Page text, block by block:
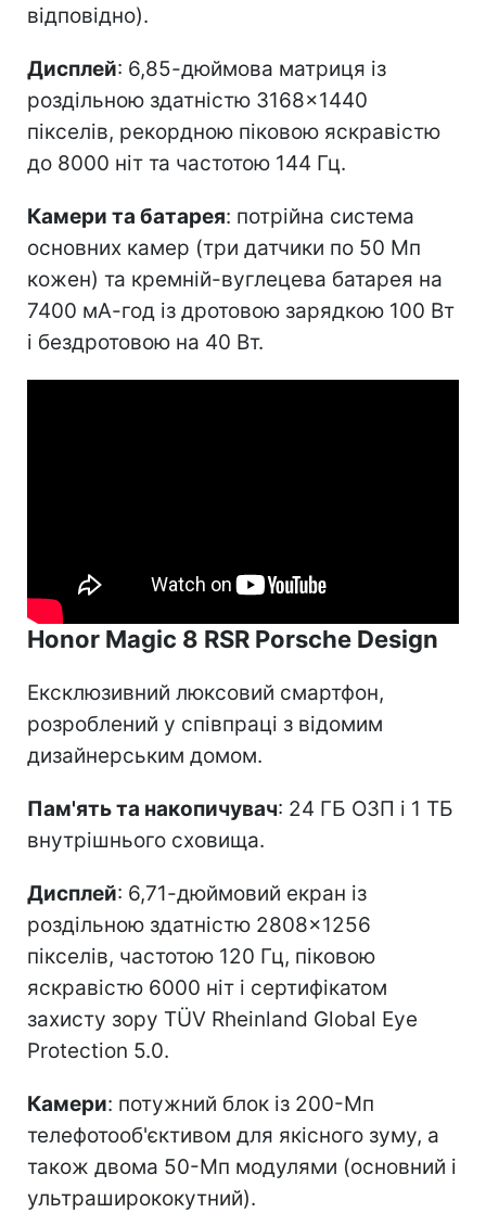
відповідно).
Дисплей: 6,85-дюймова матриця із
роздільною здатністю 3168×1440
пікселів, рекордною піковою яскравістю
до 8000 ніт та частотою 144 Гц.
Камери та батарея: потрійна система
основних камер (три датчики по 50 Мп
кожен) та кремній-вуглецева батарея на
7400 мА-год із дротовою зарядкою 100 Вт
і бездротовою на 40 Вт.
Honor Magic 8 RSR Porsche Design
Ексклюзивний люксовий смартфон,
розроблений у співпраці з відомим
дизайнерським домом.
Пам'ять та накопичувач: 24 ГБ ОЗП і 1 ТБ
внутрішнього сховища.
Дисплей: 6,71-дюймовий екран із
роздільною здатністю 2808×1256
пікселів, частотою 120 Гц, піковою
яскравістю 6000 ніт і сертифікатом
захисту зору TÜV Rheinland Global Eye
Protection 5.0.
Камери: потужний блок із 200-Мп
телефотооб'єктивом для якісного зуму, а
також двома 50-Мп модулями (основний і
ультраширококутний).